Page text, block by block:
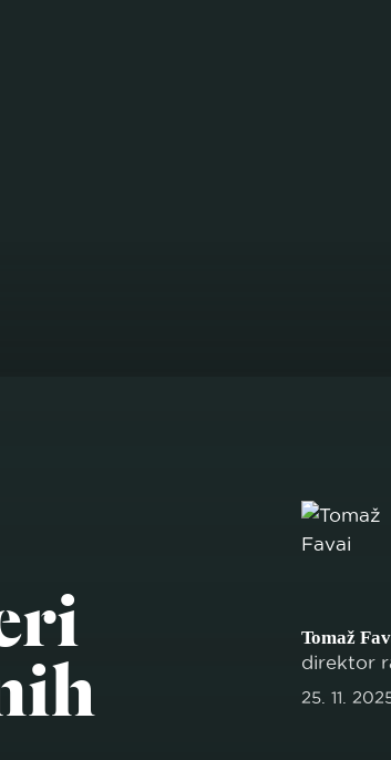
Tomaž
direktor
25. 11.